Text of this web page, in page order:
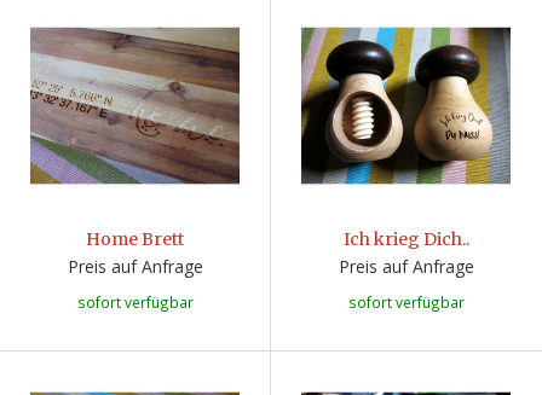
Home Brett
Preis auf Anfrage
sofort verfügbar
Ich krieg Dich..
Preis auf Anfrage
sofort verfügbar